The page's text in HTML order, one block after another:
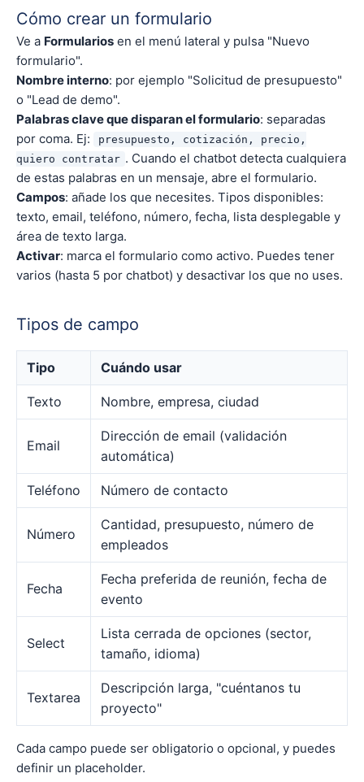
Cómo crear un formulario
Ve a Formularios en el menú lateral y pulsa "Nuevo
formulario".
Nombre interno: por ejemplo "Solicitud de presupuesto"
o "Lead de demo".
Palabras clave que disparan el formulario: separadas
por coma. Ej:
presupuesto, cotización, precio,
quiero contratar . Cuando el chatbot detecta cualquiera
de estas palabras en un mensaje, abre el formulario.
Campos: añade los que necesites. Tipos disponibles:
texto, email, teléfono, número, fecha, lista desplegable y
área de texto larga.
Activar: marca el formulario como activo. Puedes tener
varios (hasta 5 por chatbot) y desactivar los que no uses.
Tipos de campo
Tipo Cuándo usar
Texto Nombre, empresa, ciudad
Email
Dirección de email (validación
automática)
Teléfono Número de contacto
Número
Cantidad, presupuesto, número de
empleados
Fecha
Fecha preferida de reunión, fecha de
evento
Select
Lista cerrada de opciones (sector,
tamaño, idioma)
Textarea
Descripción larga, "cuéntanos tu
proyecto"
Cada campo puede ser obligatorio o opcional, y puedes
definir un placeholder.